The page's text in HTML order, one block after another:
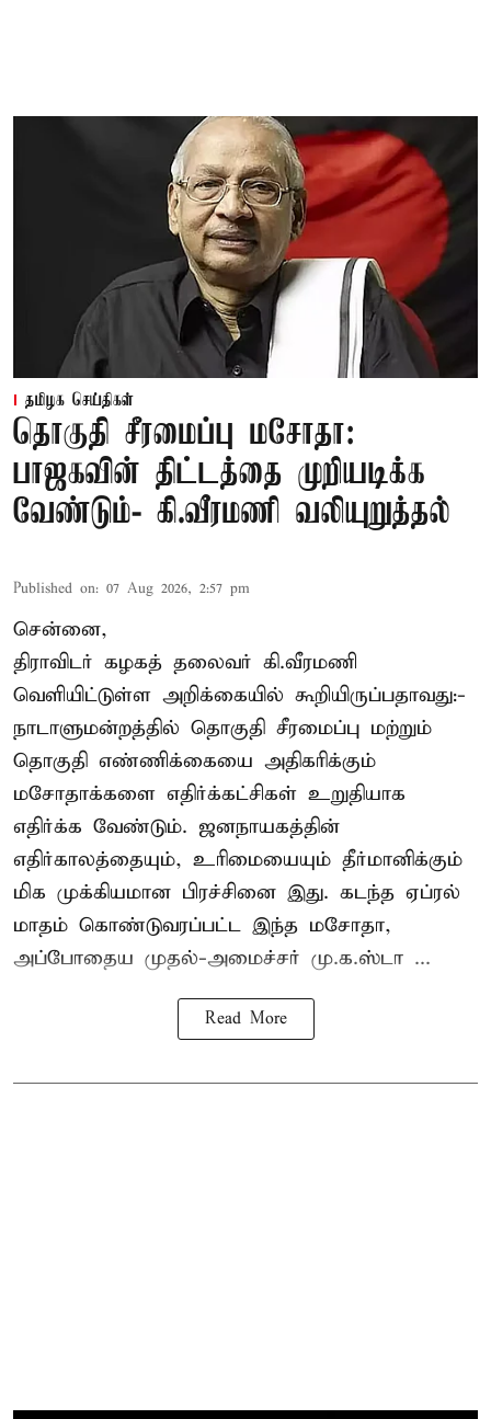
தமிழக செய்திகள்
தொகுதி சீரமைப்பு மசோதா:
பாஜகவின் திட்டத்தை முறியடிக்க
வேண்டும்- கி.வீரமணி வலியுறுத்தல்
Published on: 07 Aug 2026, 2:57 pm
சென்னை,
திராவிடர் கழகத் தலைவர் கி.வீரமணி
வெளியிட்டுள்ள அறிக்கையில் கூறியிருப்பதாவது:-
நாடாளுமன்றத்தில் தொகுதி சீரமைப்பு மற்றும்
தொகுதி எண்ணிக்கையை அதிகரிக்கும்
மசோதாக்களை எதிர்க்கட்சிகள் உறுதியாக
எதிர்க்க வேண்டும். ஜனநாயகத்தின்
எதிர்காலத்தையும், உரிமையையும் தீர்மானிக்கும்
மிக முக்கியமான பிரச்சினை இது. கடந்த ஏப்ரல்
மாதம் கொண்டுவரப்பட்ட இந்த மசோதா,
அப்போதைய முதல்-அமைச்சர் மு.க.ஸ்டா ...
Read More